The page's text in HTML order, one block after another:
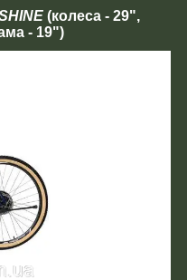
(колеса - 29",
- 19")